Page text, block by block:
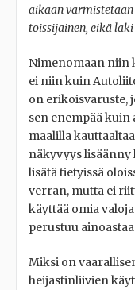
aikaan
toissijainen, eikä
Nimenomaan niin
ei niin kuin
on erikoisvaruste,
sen enempää kuin
maalilla
näkyvyys lisäänny
lisätä tietyissä
verran, mutta ei
käyttää omia
perustuu
Miksi on
heijastinliivien